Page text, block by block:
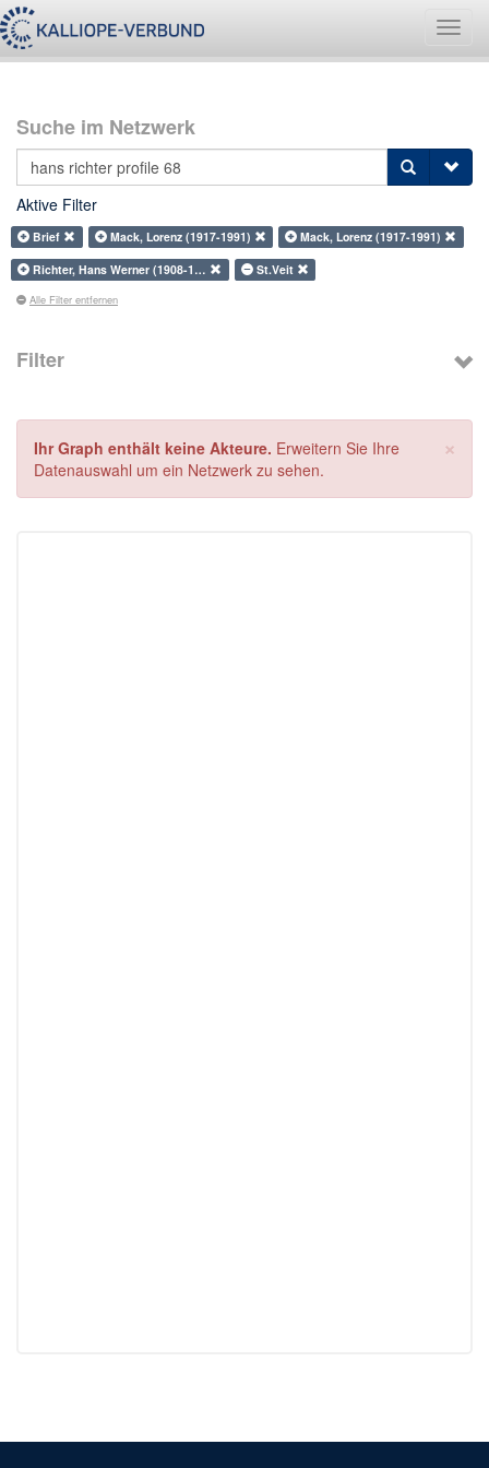
Suche im Netzwerk
Aktive Filter
Brief Mack, Lorenz (1917-1991)
Mack, Lorenz (1917-1991)
Richter, Hans Werner (1908-1…
St.Veit
Alle Filter entfernen
Filter
×
Ihr Graph enthält keine Akteure. Erweitern Sie Ihre
Datenauswahl um ein Netzwerk zu sehen.